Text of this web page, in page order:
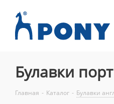
Булавки
Главная - Каталог - Булавки